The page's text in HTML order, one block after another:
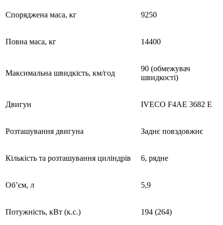
Споряджена маса, кг 9250
Повна маса, кг 14400
Максимальна швидкість, км/год
90 (обмежувач
швидкості)
Двигун IVECO F4AE 3682 Е
Розташування двигуна Заднє повздовжнє
Кількість та розташування циліндрів 6, рядне
Об’єм, л 5,9
Потужність, кВт (к.с.) 194 (264)